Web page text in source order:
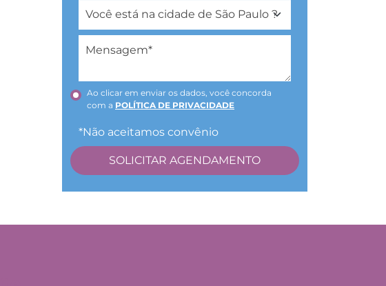
Ao clicar em enviar os dados, você concorda
com a POLÍTICA DE PRIVACIDADE
*Não aceitamos convênio